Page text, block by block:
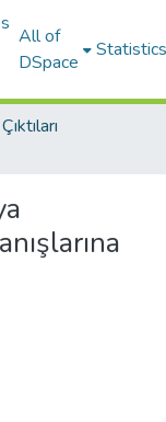
All of
DSpace
Statistics